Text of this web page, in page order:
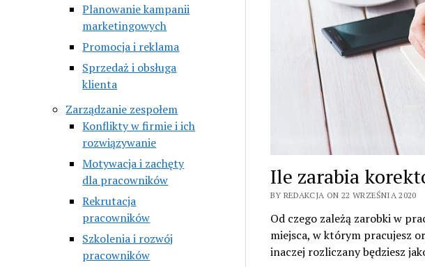
Planowanie kampanii
marketingowych
Promocja i reklama
Sprzedaż i obsługa
klienta
Zarządzanie zespołem
Konflikty w firmie i ich
rozwiązywanie
Motywacja i zachęty
dla pracowników
Rekrutacja
pracowników
Szkolenia i rozwój
pracowników
Ile zarabia
BY REDAKCJA ON 22 WRZEŚNIA 2020
Od czego zależą zarobki w
miejsca, w którym pracujesz
inaczej rozliczany będziesz